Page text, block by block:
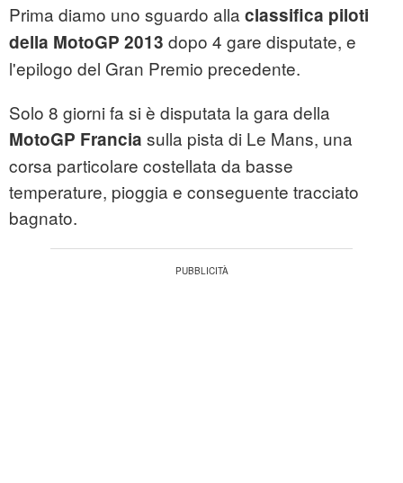
Prima diamo uno sguardo alla classifica piloti
della MotoGP 2013 dopo 4 gare disputate, e
l'epilogo del Gran Premio precedente.
Solo 8 giorni fa si è disputata la gara della
MotoGP Francia sulla pista di Le Mans, una
corsa particolare costellata da basse
temperature, pioggia e conseguente tracciato
bagnato.